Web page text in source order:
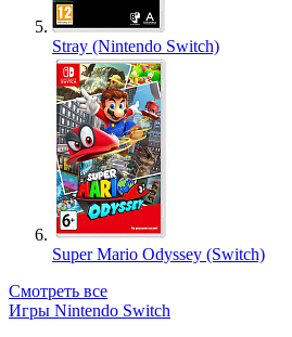
Stray (Nintendo Switch)
Super Mario Odyssey (Switch)
Смотреть все
Игры Nintendo Switch